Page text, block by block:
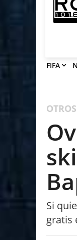
FIFA
Si
gratis